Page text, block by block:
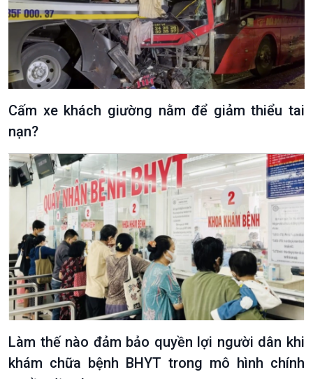
Podcast
Góc nhìn VOV1
Bình luận
10 phút Sự kiện - Luận bàn
Câu chuyện thời sự
Dòng chảy sự kiện
Đối thoại
Diễn đàn chủ nhật
Cấm xe khách giường nằm để giảm thiểu tai
nạn?
Làm thế nào đảm bảo quyền lợi người dân khi
khám chữa bệnh BHYT trong mô hình chính